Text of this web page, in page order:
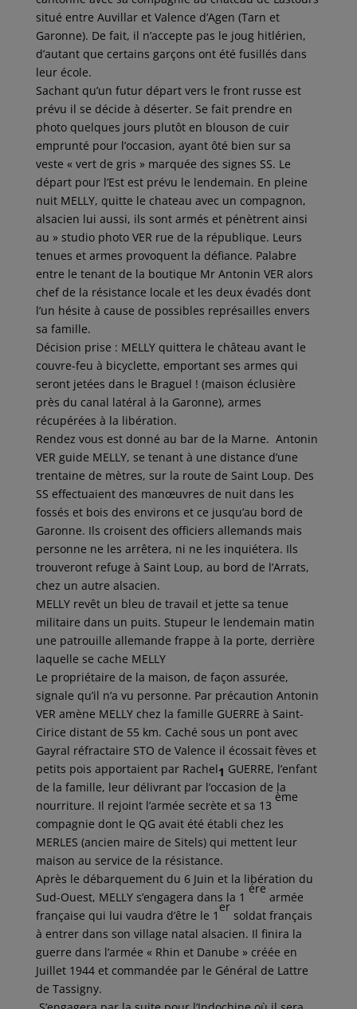
situé entre Auvillar et Valence d’Agen (Tarn et
Garonne). De fait, il n’accepte pas le joug hitlérien,
d’autant que certains garçons ont été fusillés dans
leur école.
Sachant qu’un futur départ vers le front russe est
prévu il se décide à déserter. Se fait prendre en
photo quelques jours plutôt en blouson de cuir
emprunté pour l’occasion, ayant ôté bien sur sa
veste « vert de gris » marquée des signes SS. Le
départ pour l’Est est prévu le lendemain. En pleine
nuit MELLY, quitte le chateau avec un compagnon,
alsacien lui aussi, ils sont armés et pénètrent ainsi
au » studio photo VER rue de la république. Leurs
tenues et armes provoquent la défiance. Palabre
entre le tenant de la boutique Mr Antonin VER alors
chef de la résistance locale et les deux évadés dont
l’un hésite à cause de possibles représailles envers
sa famille.
Décision prise : MELLY quittera le château avant le
couvre-feu à bicyclette, emportant ses armes qui
seront jetées dans le Braguel ! (maison éclusière
près du canal latéral à la Garonne), armes
récupérées à la libération.
Rendez vous est donné au bar de la Marne. Antonin
VER guide MELLY, se tenant à une distance d’une
trentaine de mètres, sur la route de Saint Loup. Des
SS effectuaient des manœuvres de nuit dans les
fossés et bois des environs et ce jusqu’au bord de
Garonne. Ils croisent des officiers allemands mais
personne ne les arrêtera, ni ne les inquiétera. Ils
trouveront refuge à Saint Loup, au bord de l’Arrats,
chez un autre alsacien.
MELLY revêt un bleu de travail et jette sa tenue
militaire dans un puits. Stupeur le lendemain matin
une patrouille allemande frappe à la porte, derrière
laquelle se cache MELLY
Le propriétaire de la maison, de façon assurée,
signale qu’il n’a vu personne. Par précaution Antonin
VER amène MELLY chez la famille GUERRE à Saint-
Cirice distant de 55 km. Caché sous un pont avec
Gayral réfractaire STO de Valence il écossait fèves et
petits pois apportaient par Rachel1 GUERRE, l’enfant
de la famille, leur délivrant par l’occasion de la
nourriture. Il rejoint l’armée secrète et sa 13
ème
compagnie dont le QG avait été établi chez les
MERLES (ancien maire de Sitels) qui mettent leur
maison au service de la résistance.
Après le débarquement du 6 Juin et la libération du
Sud-Ouest, MELLY s’engagera dans la 1
ére
armée
française qui lui vaudra d’être le 1
er
soldat français
à entrer dans son village natal alsacien. Il finira la
guerre dans l’armée « Rhin et Danube » créée en
Juillet 1944 et commandée par le Général de Lattre
de Tassigny.